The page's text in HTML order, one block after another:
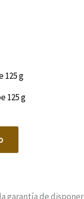
125 g
garantía de disponer